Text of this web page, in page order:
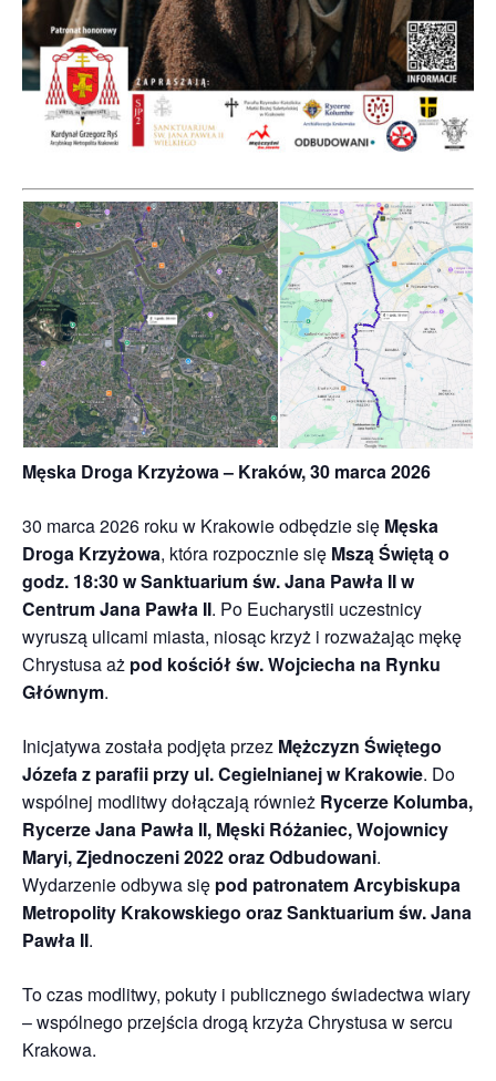
Męska Droga Krzyżowa – Kraków, 30 marca 2026
30 marca 2026 roku w Krakowie odbędzie się Męska
Droga Krzyżowa, która rozpocznie się Mszą Świętą o
godz. 18:30 w Sanktuarium św. Jana Pawła II w
Centrum Jana Pawła II. Po Eucharystii uczestnicy
wyruszą ulicami miasta, niosąc krzyż i rozważając mękę
Chrystusa aż pod kościół św. Wojciecha na Rynku
Głównym.
Inicjatywa została podjęta przez Mężczyzn Świętego
Józefa z parafii przy ul. Cegielnianej w Krakowie. Do
wspólnej modlitwy dołączają również Rycerze Kolumba,
Rycerze Jana Pawła II, Męski Różaniec, Wojownicy
Maryi, Zjednoczeni 2022 oraz Odbudowani.
Wydarzenie odbywa się pod patronatem Arcybiskupa
Metropolity Krakowskiego oraz Sanktuarium św. Jana
Pawła II.
To czas modlitwy, pokuty i publicznego świadectwa wiary
– wspólnego przejścia drogą krzyża Chrystusa w sercu
Krakowa.